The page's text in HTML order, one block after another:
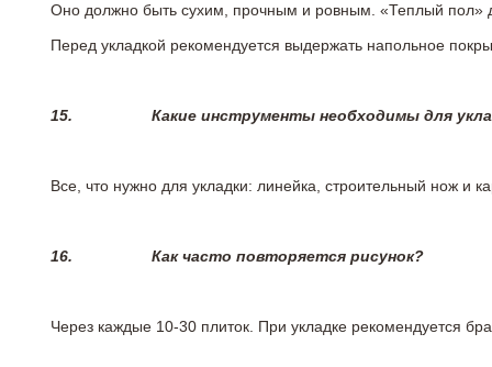
Оно должно быть сухим, прочным и ровным. «Теплый пол»
Перед укладкой рекомендуется выдержать напольное
15. Какие инструменты необходимы для
Все, что нужно для укладки: линейка, строительный нож и
16. Как часто повторяется рисунок?
Через каждые 10-30 плиток. При укладке рекомендуется